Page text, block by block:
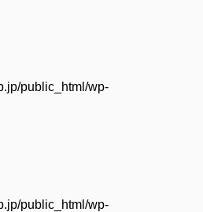
public_html/wp-
public_html/wp-